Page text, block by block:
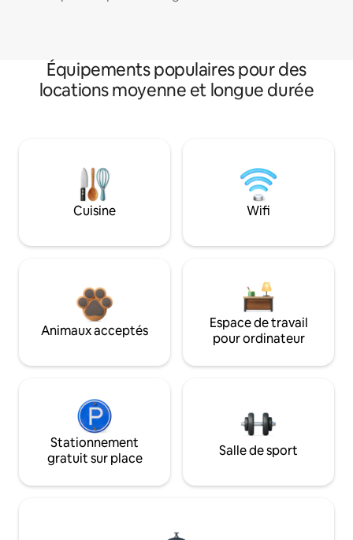
Équipements populaires pour des
locations moyenne et longue durée
Cuisine Wifi
Animaux acceptés
Espace de travail
pour ordinateur
Stationnement
gratuit sur place
Salle de sport